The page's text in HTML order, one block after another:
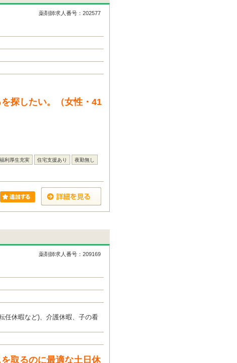
薬剤師求人番号：202577
探したい。（女性・41
福利厚生充実 住宅支援あり 夜勤無し
薬剤師求人番号：209169
任休暇など)、介護休暇、子の看
取るのに最適な土日休